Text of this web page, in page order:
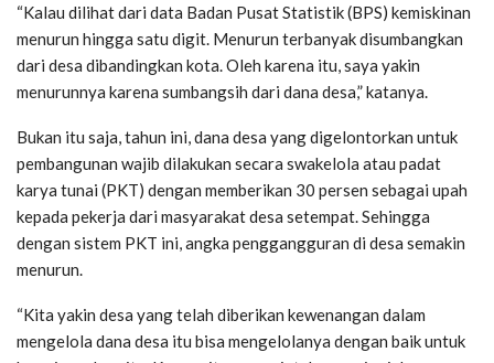
“Kalau dilihat dari data Badan Pusat Statistik (BPS) kemiskinan
menurun hingga satu digit. Menurun terbanyak disumbangkan
dari desa dibandingkan kota. Oleh karena itu, saya yakin
menurunnya karena sumbangsih dari dana desa,” katanya.
Bukan itu saja, tahun ini, dana desa yang digelontorkan untuk
pembangunan wajib dilakukan secara swakelola atau padat
karya tunai (PKT) dengan memberikan 30 persen sebagai upah
kepada pekerja dari masyarakat desa setempat. Sehingga
dengan sistem PKT ini, angka penggangguran di desa semakin
menurun.
“Kita yakin desa yang telah diberikan kewenangan dalam
mengelola dana desa itu bisa mengelolanya dengan baik untuk